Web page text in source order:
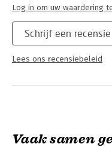
Schrijf een recensie
Lees ons recensiebeleid
Log in om uw waardering
Vaak samen